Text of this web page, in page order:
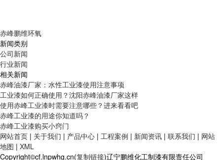
赤峰鹏维环氧
新闻类别
公司新闻
行业新闻
相关新闻
赤峰油漆厂家：水性工业漆使用注意事项
工业漆如何正确使用？沈阳赤峰油漆厂家这样
使用赤峰工业漆时需要注意哪些？进来看看吧
赤峰工业漆的用途你知道吗？
赤峰工业漆购买小窍门
网站首页 | 关于我们 | 产品中心 | 工程案例 | 新闻资讯 | 联系我们 | 网站
地图 | XML
Copyright©cf.lnpwhg.cn(复制链接)辽宁鹏维化工制漆有限责任公司